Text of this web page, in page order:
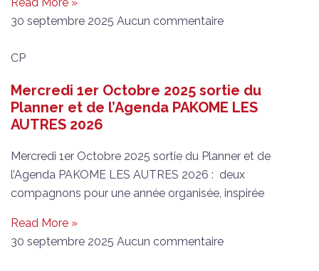
30 septembre 2025 Aucun commentaire
CP
Mercredi 1er Octobre 2025 sortie du
Planner et de l’Agenda PAKOME LES
AUTRES 2026
Mercredi 1er Octobre 2025 sortie du Planner et de
l’Agenda PAKOME LES AUTRES 2026 : deux
compagnons pour une année organisée, inspirée
Read More »
30 septembre 2025 Aucun commentaire